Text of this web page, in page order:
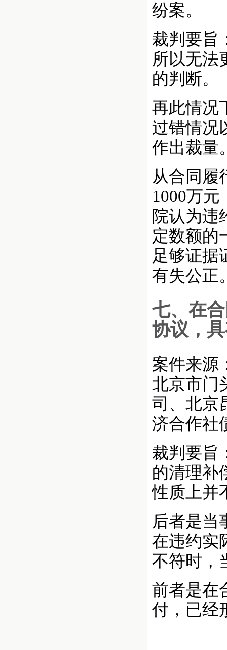
纷案。
裁判要旨
所以无法
的判断。
再此情况
过错情况
作出裁量
从合同履
1000万
院认为违
定数额的
足够证据
有失公正
七、在
协议，
案件来源
北京市门
司、北京
济合作社
裁判要旨
的清理补
性质上并
后者是当
在违约实
不符时，
前者是在
付，已经